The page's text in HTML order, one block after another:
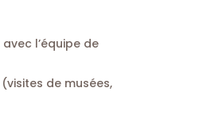
avec l’équipe de
(visites de musées,